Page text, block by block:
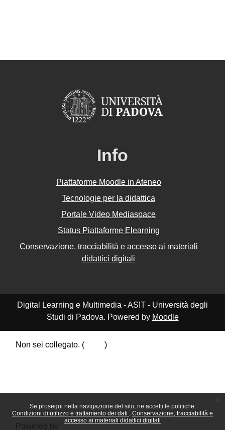
Se prosegui nella navigazione del sito, ne accetti le politiche:
Condizioni di utilizzo e trattamento dei dati
Conservazione, tracciabilità e
accesso ai materiali didattici digitali
Info
Piattaforme Moodle in Ateneo
Tecnologie per la didattica
Portale Video Mediaspace
Status Piattaforme Elearning
Conservazione, tracciabilità e accesso ai materiali
didattici digitali
Digital Learning e Multimedia - ASIT - Università degli
Studi di Padova. Powered by Moodle
Non sei collegato. (
)
Powered by Moodle